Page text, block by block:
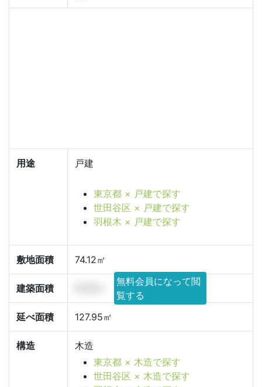
用途 戸建
東京都 × 戸建で探す
世田谷区 × 戸建で探す
羽根木 × 戸建で探す
敷地面積 74.12㎡
建築面積
無料会員になって閲
覧する
延べ面積
127.95㎡
構造
木造
東京都 × 木造で探す
世田谷区 × 木造で探す